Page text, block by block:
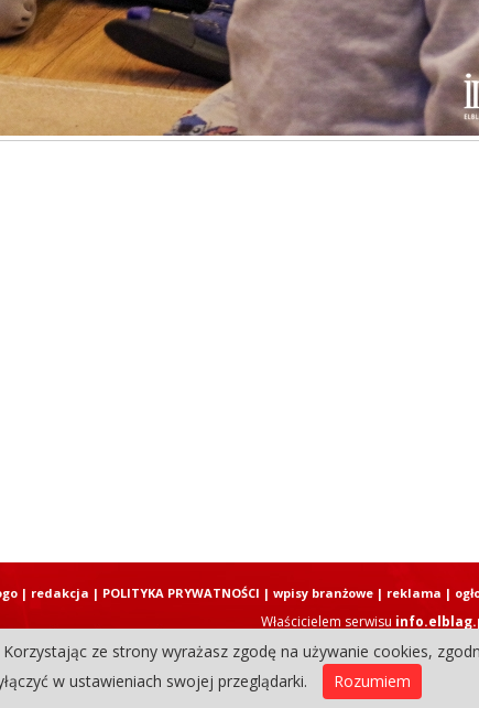
Właścicielem serwisu
Copyright © 2004-2026 Elbląski Dziennik
| redakcja | POLITYKA PRYWATNOŚCI | wpisy branżowe| reklama |
ze strony wyrażasz zgodę na używanie cookies,
w ustawieniach swojej przeglądarki.
Rozumiem